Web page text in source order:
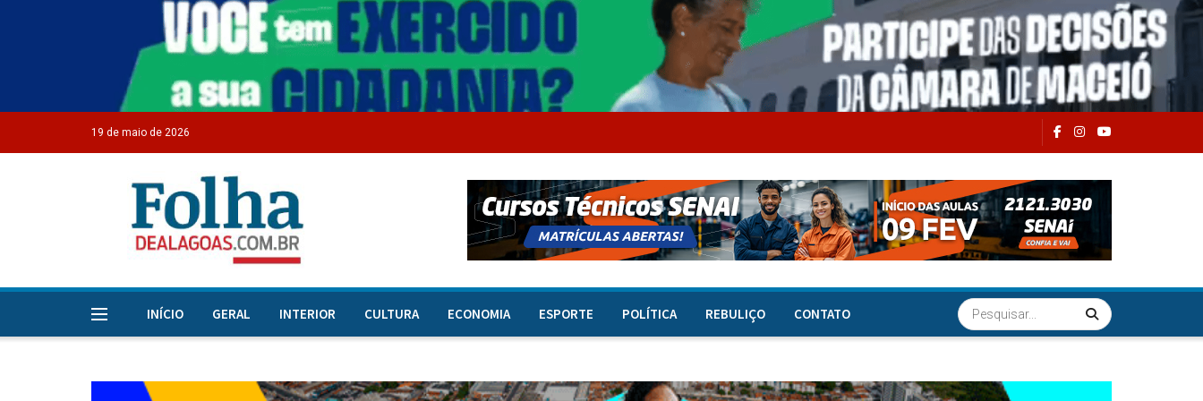
19 de maio de 2026
INÍCIO GERAL INTERIOR CULTURA ECONOMIA ESPORTE POLÍTICA REBULIÇO CONTATO